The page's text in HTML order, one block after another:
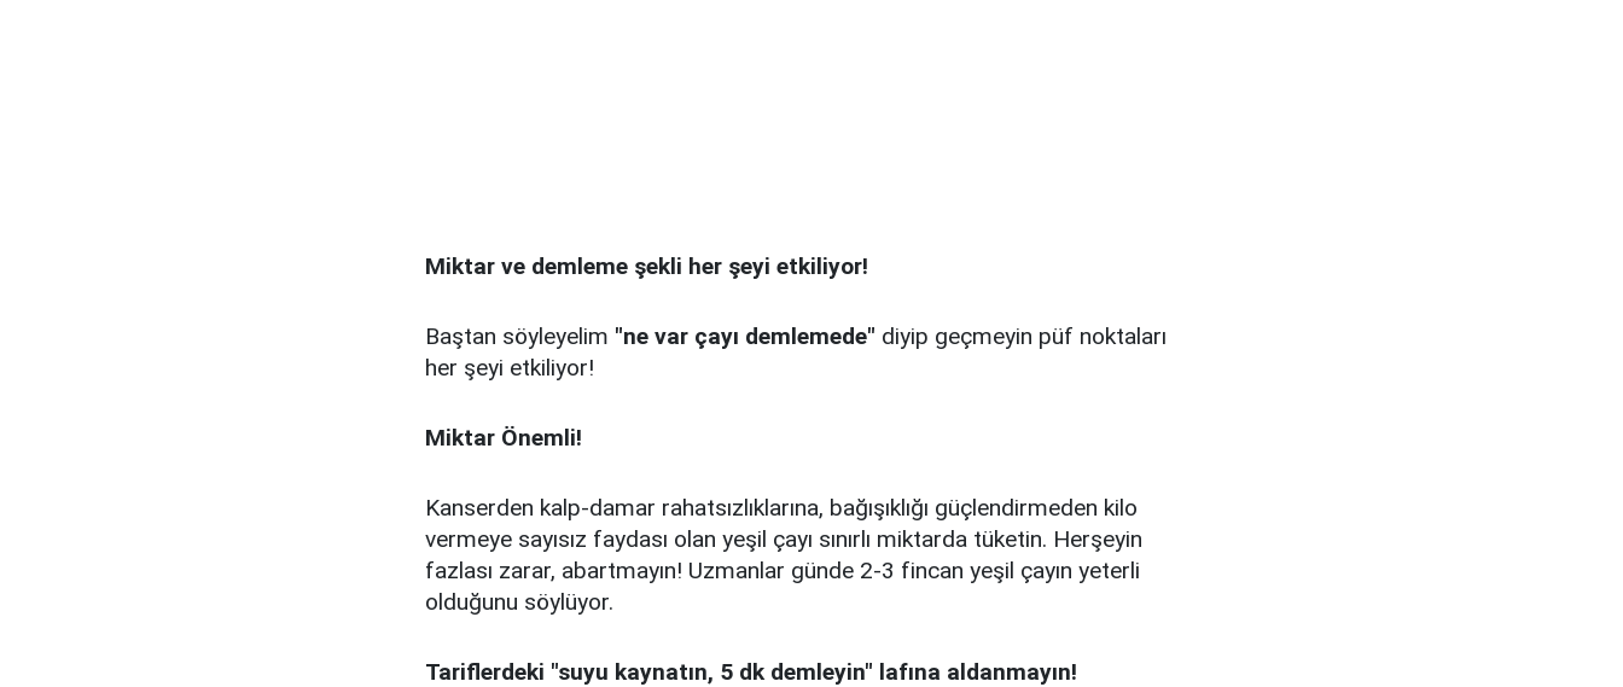
Miktar ve demleme şekli her şeyi etkiliyor!
Baştan söyleyelim "ne var çayı demlemede" diyip geçmeyin püf noktaları
her şeyi etkiliyor!
Miktar Önemli!
Kanserden kalp-damar rahatsızlıklarına, bağışıklığı güçlendirmeden kilo
vermeye sayısız faydası olan yeşil çayı sınırlı miktarda tüketin. Herşeyin
fazlası zarar, abartmayın! Uzmanlar günde 2-3 fincan yeşil çayın yeterli
olduğunu söylüyor.
Tariflerdeki "suyu kaynatın, 5 dk demleyin" lafına aldanmayın!